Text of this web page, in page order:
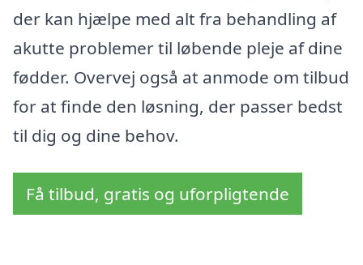
der kan hjælpe med alt fra behandling af
akutte problemer til løbende pleje af dine
fødder. Overvej også at anmode om tilbud
for at finde den løsning, der passer bedst
til dig og dine behov.
Få tilbud, gratis og uforpligtende